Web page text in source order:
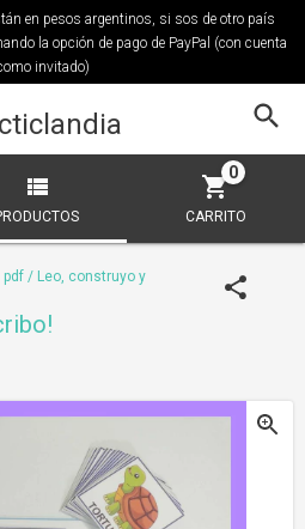
en pesos argentinos, si sos de otro país
la opción de pago de PayPal (con cuenta
invitado)
CARRITO
0
pdf / Leo, construyo y